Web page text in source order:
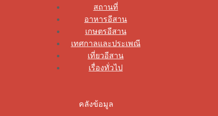
สถานที่
อาหารอีสาน
เกษตรอีสาน
เทศกาลและประเพณี
เที่ยวอีสาน
เรื่องทั่วไป
คลังข้อมูล